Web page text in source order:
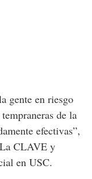
gente en riesgo
de la
efectivas”,
CLAVE y
en USC.